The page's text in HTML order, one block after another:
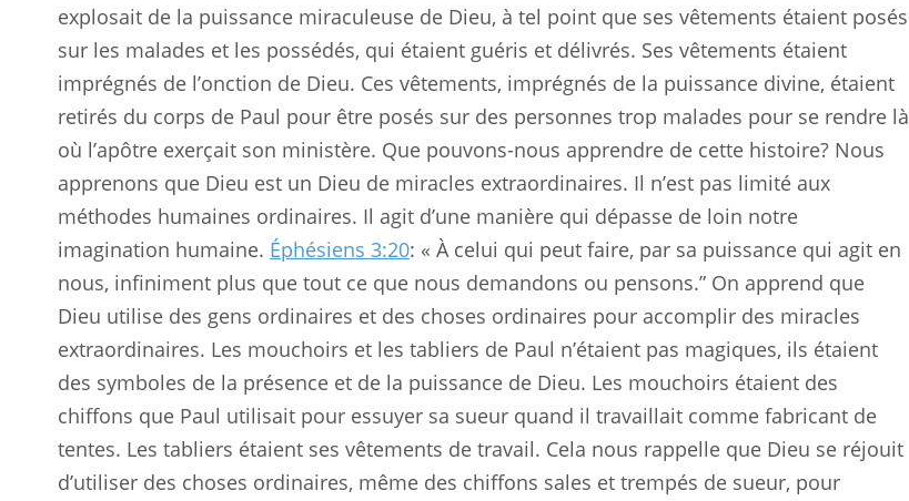
explosait de la puissance miraculeuse de Dieu, à tel point que ses vêtements étaient posés
sur les malades et les possédés, qui étaient guéris et délivrés. Ses vêtements étaient
imprégnés de l’onction de Dieu. Ces vêtements, imprégnés de la puissance divine, étaient
retirés du corps de Paul pour être posés sur des personnes trop malades pour se rendre là
où l’apôtre exerçait son ministère. Que pouvons-nous apprendre de cette histoire? Nous
apprenons que Dieu est un Dieu de miracles extraordinaires. Il n’est pas limité aux
méthodes humaines ordinaires. Il agit d’une manière qui dépasse de loin notre
imagination humaine. Éphésiens 3:20: « À celui qui peut faire, par sa puissance qui agit en
nous, infiniment plus que tout ce que nous demandons ou pensons.” On apprend que
Dieu utilise des gens ordinaires et des choses ordinaires pour accomplir des miracles
extraordinaires. Les mouchoirs et les tabliers de Paul n’étaient pas magiques, ils étaient
des symboles de la présence et de la puissance de Dieu. Les mouchoirs étaient des
chiffons que Paul utilisait pour essuyer sa sueur quand il travaillait comme fabricant de
tentes. Les tabliers étaient ses vêtements de travail. Cela nous rappelle que Dieu se réjouit
d’utiliser des choses ordinaires, même des chiffons sales et trempés de sueur, pour